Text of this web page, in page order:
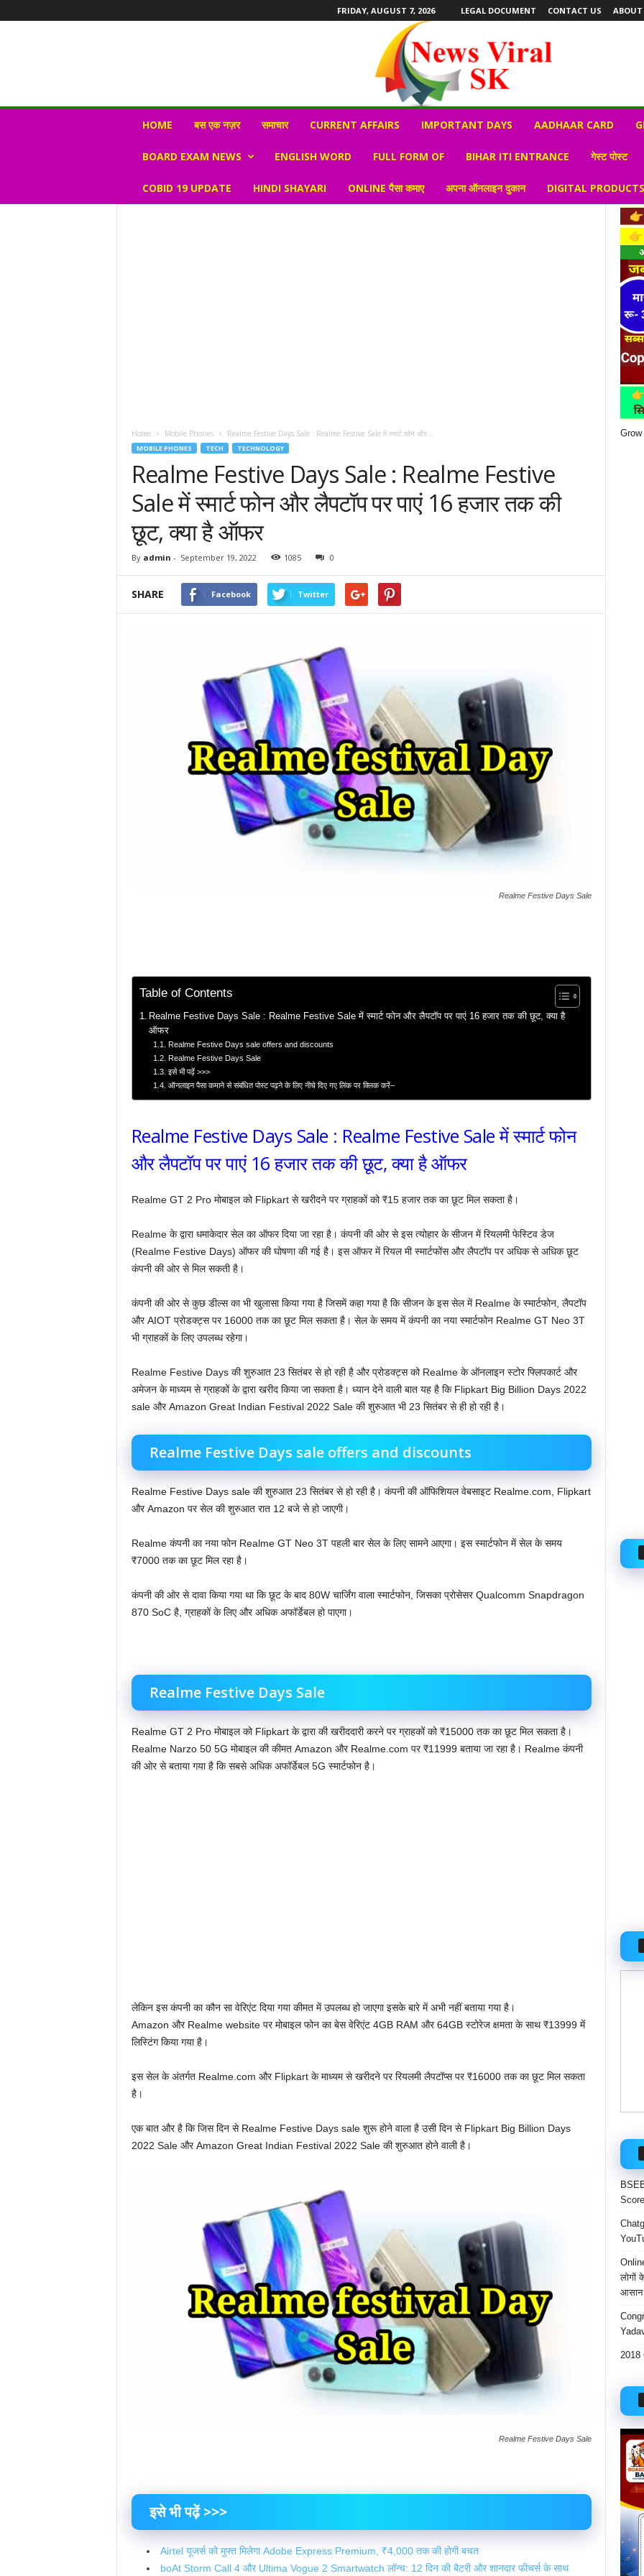
FRIDAY, AUGUST 7, 2026 LEGAL DOCUMENT CONTACT US ABOUT
r
HOME बस एक नज़र समाचार CURRENT AFFAIRS IMPORTANT DAYS AADHAAR CARD
BOARD EXAM NEWS ENGLISH WORD FULL FORM OF BIHAR ITI ENTRANCE गेस्ट पोस्ट
COBID 19 UPDATE HINDI SHAYARI ONLINE पैसा कमाए अपना ऑनलाइन दुकान DIGITAL
Home Mobile Phones Realme Festive Days Sale : Realme Festive Sale में स्मार्ट फोन और...
MOBILE PHONES TECH TECHNOLOGY
Realme Festive Days Sale : Realme Festive
Sale में स्मार्ट फोन और लैपटॉप पर पाएं 16 हजार तक की
छूट, क्या है ऑफर
By admin - September 19, 2022 1085 0
SHARE Facebook Twitter
Realme Festive Days Sale
Table of Contents
Realme Festive Days Sale : Realme Festive Sale में स्मार्ट फोन और लैपटॉप पर पाएं 16 हजार तक की छूट, क्या है
ऑफर
Realme Festive Days sale offers and discounts
Realme Festive Days Sale
इसे भी पढ़ें >>>
ऑनलाइन पैसा कमाने से संबंधित पोस्ट पढ़ने के लिए नीचे दिए गए लिंक पर क्लिक करें–
Realme Festive Days Sale : Realme Festive Sale में स्मार्ट फोन
और लैपटॉप पर पाएं 16 हजार तक की छूट, क्या है ऑफर
Realme GT 2 Pro मोबाइल को Flipkart से खरीदने पर ग्राहकों को ₹15 हजार तक का छूट मिल सकता है।
Realme के द्वारा धमाकेदार सेल का ऑफर दिया जा रहा है। कंपनी की ओर से इस त्योहार के सीजन में रियलमी फेस्टिव डेज
(Realme Festive Days) ऑफर की घोषणा की गई है। इस ऑफर में रियल मी स्मार्टफोंस और लैपटॉप पर अधिक से अधिक छूट
कंपनी की ओर से मिल सकती है।
कंपनी की ओर से कुछ डील्स का भी खुलासा किया गया है जिसमें कहा गया है कि सीजन के इस सेल में Realme के स्मार्टफोन, लैपटॉप
और AIOT प्रोडक्ट्स पर 16000 तक का छूट मिल सकता है। सेल के समय में कंपनी का नया स्मार्टफोन Realme GT Neo 3T
भी ग्राहकों के लिए उपलब्ध रहेगा।
Realme Festive Days की शुरुआत 23 सितंबर से हो रही है और प्रोडक्ट्स को Realme के ऑनलाइन स्टोर फ्लिपकार्ट और
अमेजन के माध्यम से ग्राहकों के द्वारा खरीद किया जा सकता है। ध्यान देने वाली बात यह है कि Flipkart Big Billion Days 2022
sale और Amazon Great Indian Festival 2022 Sale की शुरुआत भी 23 सितंबर से ही हो रही है।
Realme Festive Days sale offers and discounts
Realme Festive Days sale की शुरुआत 23 सितंबर से हो रही है। कंपनी की ऑफिशियल वेबसाइट Realme.com, Flipkart
और Amazon पर सेल की शुरुआत रात 12 बजे से हो जाएगी।
Realme कंपनी का नया फोन Realme GT Neo 3T पहली बार सेल के लिए सामने आएगा। इस स्मार्टफोन में सेल के समय
₹7000 तक का छूट मिल रहा है।
कंपनी की ओर से दावा किया गया था कि छूट के बाद 80W चार्जिंग वाला स्मार्टफोन, जिसका प्रोसेसर Qualcomm Snapdragon
870 SoC है, ग्राहकों के लिए और अधिक अफॉर्डेबल हो पाएगा।
Realme Festive Days Sale
Realme GT 2 Pro मोबाइल को Flipkart के द्वारा की खरीददारी करने पर ग्राहकों को ₹15000 तक का छूट मिल सकता है।
Realme Narzo 50 5G मोबाइल की कीमत Amazon और Realme.com पर ₹11999 बताया जा रहा है। Realme कंपनी
की ओर से बताया गया है कि सबसे अधिक अफॉर्डेबल 5G स्मार्टफोन है।
लेकिन इस कंपनी का कौन सा वेरिएंट दिया गया कीमत में उपलब्ध हो जाएगा इसके बारे में अभी नहीं बताया गया है।
Amazon और Realme website पर मोबाइल फोन का बेस वेरिएंट 4GB RAM और 64GB स्टोरेज क्षमता के साथ ₹13999 में
लिस्टिंग किया गया है।
इस सेल के अंतर्गत Realme.com और Flipkart के माध्यम से खरीदने पर रियलमी लैपटॉप्स पर ₹16000 तक का छूट मिल सकता
है।
एक बात और है कि जिस दिन से Realme Festive Days sale शुरू होने वाला है उसी दिन से Flipkart Big Billion Days
2022 Sale और Amazon Great Indian Festival 2022 Sale की शुरुआत होने वाली है।
Realme Festive Days Sale
इसे भी पढ़ें >>>
Airtel यूजर्स को मुफ्त मिलेगा Adobe Express Premium, ₹4,000 तक की होगी बचत
boAt Storm Call 4 और Ultima Vogue 2 Smartwatch लॉन्च: 12 दिन की बैटरी और शानदार फीचर्स के साथ
लोगों
आसान
2018